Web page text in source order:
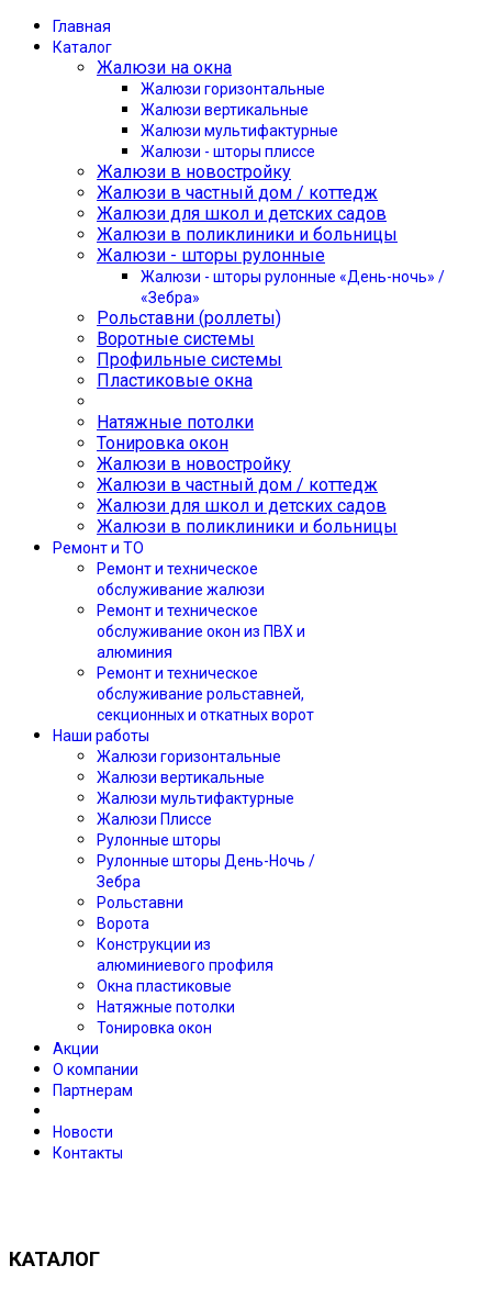
Главная
Каталог
Жалюзи на окна
Жалюзи горизонтальные
Жалюзи вертикальные
Жалюзи мультифактурные
Жалюзи - шторы плиссе
Жалюзи в новостройку
Жалюзи в частный дом / коттедж
Жалюзи для школ и детских садов
Жалюзи в поликлиники и больницы
Жалюзи - шторы рулонные
Жалюзи - шторы рулонные «День-ночь» /
«Зебра»
Рольставни (роллеты)
Воротные системы
Профильные системы
Пластиковые окна
Натяжные потолки
Тонировка окон
Жалюзи в новостройку
Жалюзи в частный дом / коттедж
Жалюзи для школ и детских садов
Жалюзи в поликлиники и больницы
Ремонт и ТО
Ремонт и техническое
обслуживание жалюзи
Ремонт и техническое
обслуживание окон из ПВХ и
алюминия
Ремонт и техническое
обслуживание рольставней,
секционных и откатных ворот
Наши работы
Жалюзи горизонтальные
Жалюзи вертикальные
Жалюзи мультифактурные
Жалюзи Плиссе
Рулонные шторы
Рулонные шторы День-Ночь /
Зебра
Рольставни
Ворота
Конструкции из
алюминиевого профиля
Окна пластиковые
Натяжные потолки
Тонировка окон
Акции
О компании
Партнерам
Новости
Контакты
КАТАЛОГ